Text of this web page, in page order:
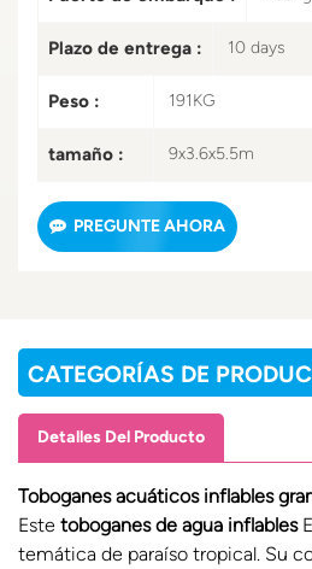
Plazo de entrega : 10 days
Peso : 191KG
tamaño : 9x3.6x5.5m
PREGUNTE AHORA
CATEGORÍAS DE
Detalles Del Producto
Toboganes acuáticos inflables
Este toboganes de agua inflables
temática de paraíso tropical. Su